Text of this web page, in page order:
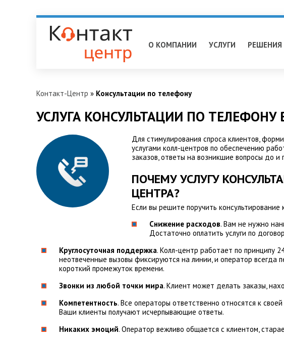
О КОМПАНИИ УСЛУГИ РЕШЕНИЯ
Контакт-Центр » Консультации по телефону
УСЛУГА КОНСУЛЬТАЦИИ ПО
Для стимулирования спроса клиентов,
услугами колл-центров по обеспечению
заказов, ответы на возникшие вопросы до и
ПОЧЕМУ УСЛУГУ
ЦЕНТРА?
Если вы решите поручить
Снижение расходов. Вам не нужно
Достаточно оплатить услуги по
Круглосуточная поддержка. Колл-центр работает по принципу
неотвеченные вызовы фиксируются на линии, и оператор
короткий промежуток времени.
Звонки из любой точки мира. Клиент может делать заказы,
Компетентность. Все операторы ответственно относятся к
Ваши клиенты получают исчерпывающие ответы.
Никаких эмоций. Оператор вежливо общается с клиентом,